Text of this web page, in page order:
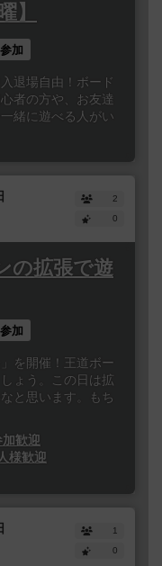
】
加
退場自由！ボード
者の方や、お友達
緒に遊べる人がい
2
0
の拡張で遊
加
を開催！王道ボー
ょう。この日は拡
と思います。もち
歓迎
様歓迎
1
0